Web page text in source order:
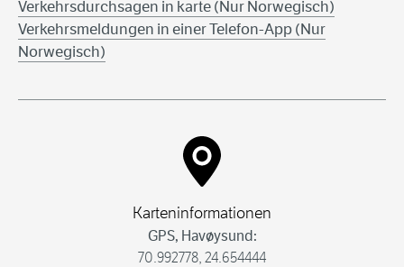
Verkehrsdurchsagen in karte (Nur Norwegisch)
Verkehrsmeldungen in einer Telefon-App (Nur
Norwegisch)
Karteninformationen
GPS, Havøysund:
70.992778, 24.654444